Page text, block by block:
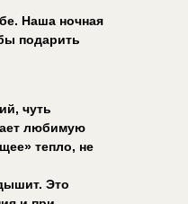
Наша ночная
подарить
чуть
любимую
тепло, не
Это